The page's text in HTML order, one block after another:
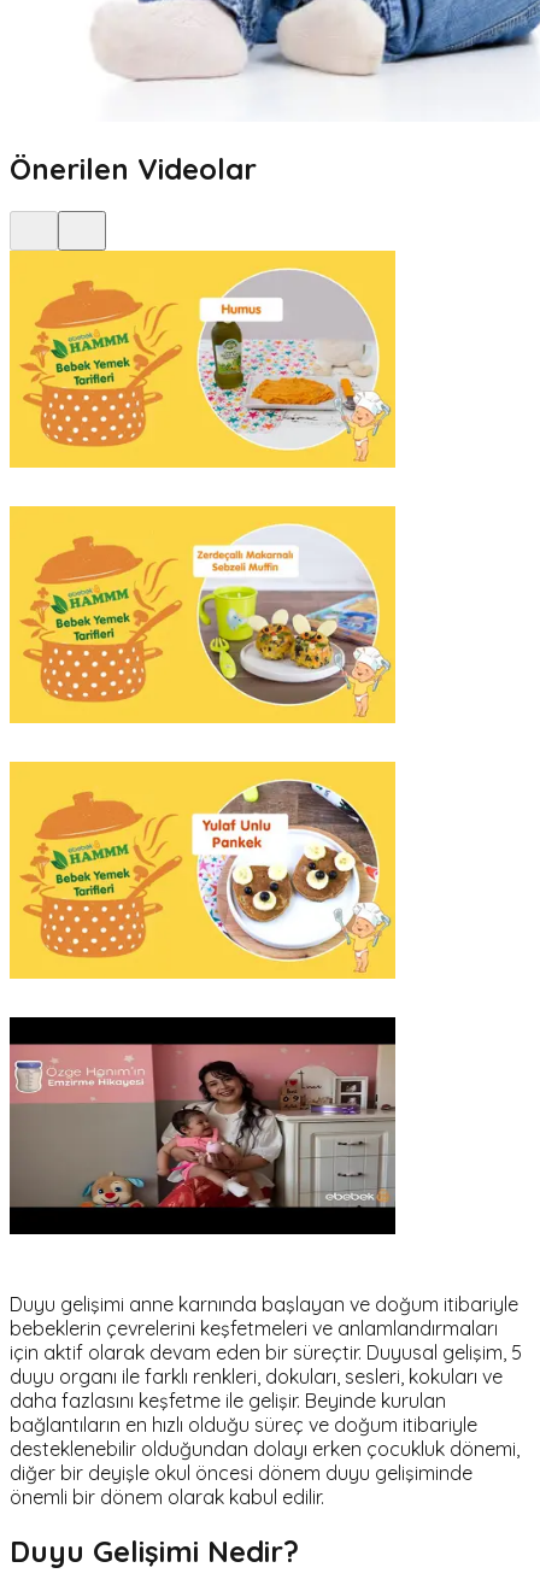
Önerilen Videolar
Duyu gelişimi anne karnında başlayan ve doğum itibariyle
bebeklerin çevrelerini keşfetmeleri ve anlamlandırmaları
için aktif olarak devam eden bir süreçtir. Duyusal gelişim, 5
duyu organı ile farklı renkleri, dokuları, sesleri, kokuları ve
daha fazlasını keşfetme ile gelişir. Beyinde kurulan
bağlantıların en hızlı olduğu süreç ve doğum itibariyle
desteklenebilir olduğundan dolayı erken çocukluk dönemi,
diğer bir deyişle okul öncesi dönem duyu gelişiminde
önemli bir dönem olarak kabul edilir.
Duyu Gelişimi Nedir?